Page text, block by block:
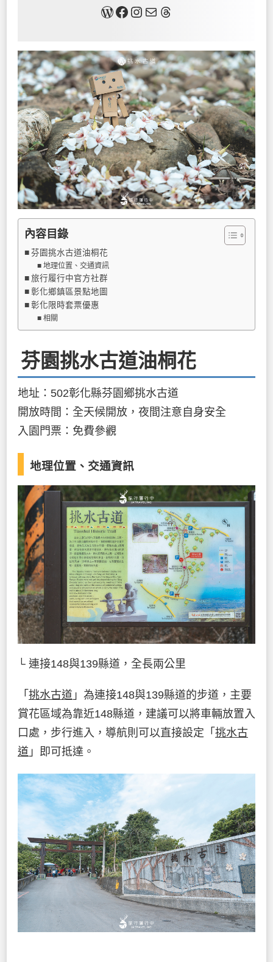
關於我Facebook InstagramMail Threads
內容目錄
芬園挑水古道油桐花
地理位置、交通資訊
旅行履行中官方社群
彰化鄉鎮區景點地圖
彰化限時套票優惠
相關
芬園挑水古道油桐花
地址：502彰化縣芬園鄉挑水古道
開放時間：全天候開放，夜間注意自身安全
入園門票：免費參觀
地理位置、交通資訊
└ 連接148與139縣道，全長兩公里
「 挑水古道 」為連接148與139縣道的步道，主要
賞花區域為靠近148縣道，建議可以將車輛放置入
口處，步行進入，導航則可以直接設定「 挑水古
道 」即可抵達。